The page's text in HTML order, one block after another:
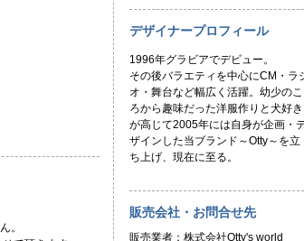
。
デザイナープロフィール
1996年グラビアでデビュー。
その後バラエティを中心にCM・ラ
オ・舞台など幅広く活躍。幼少のこ
ろから趣味だった洋服作りと犬好き
が高じて2005年には自身が企画・
ザインした当ブランド～Otty～を立
ち上げ、現在に至る。
販売会社・お問合せ先
販売業者：株式会社Otty's world